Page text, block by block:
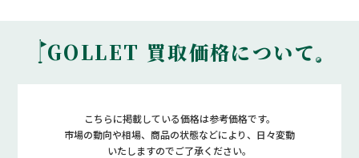
GOLLET 買取価格について
こちらに掲載している価格は参考価格です。
市場の動向や相場、商品の状態などにより、日々変動
いたしますのでご了承ください。